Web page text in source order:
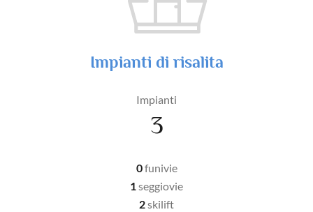
Impianti di risalita
Impianti
3
0funivie
1seggiovie
2skilift